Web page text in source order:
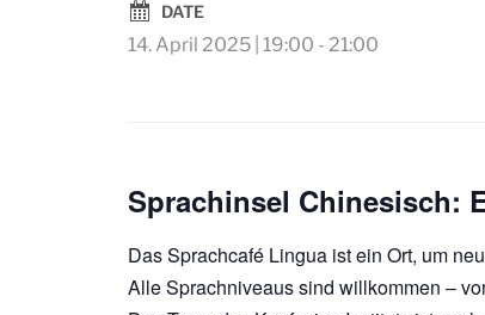
DATE
14. April 2025 | 19:00 - 21:00
Sprachinsel Chinesisch:
Das Sprachcafé Lingua ist ein Ort, um
Alle Sprachniveaus sind willkommen –